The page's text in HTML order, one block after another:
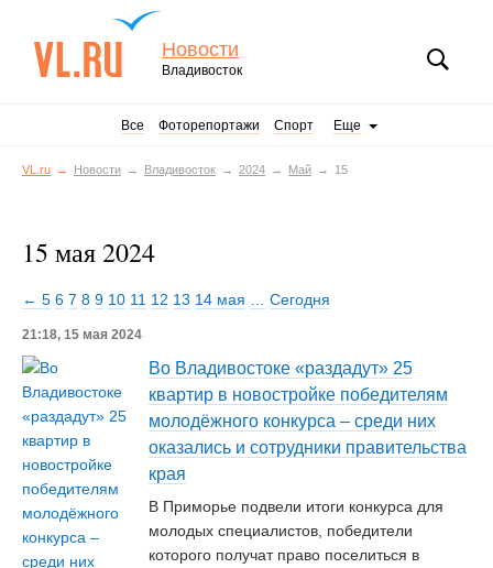
Новости
Владивосток
Все Фоторепортажи Спорт Еще
VL.ru Новости Владивосток 2024 Май 15
15 мая 2024
← 5 6 7 8 9 10 11 12 13 14 мая Сегодня
21:18, 15 мая 2024
Во Владивостоке «раздадут» 25
квартир в новостройке победителям
молодёжного конкурса – среди них
оказались и сотрудники правительства
края
В Приморье подвели итоги конкурса для
молодых специалистов, победители
которого получат право поселиться в